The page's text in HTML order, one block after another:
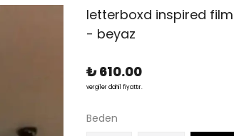
letterboxd inspired
- beyaz
₺ 610.00
vergiler dahil fiyattır.
Beden